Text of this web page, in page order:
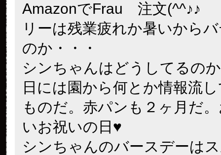
AmazonでFrau 注文(^^♪♪
リーは残業疲れか暑いから
のか・・・
シンちゃんはどうしてるの
日には園から何とか情報流
ものだ。赤パンも２ヶ月だ
いお祝いの日♥
シンちゃんのバースデーは